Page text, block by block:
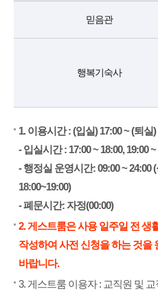
믿음관
행복기숙사
1. 이용시간 : (입실) 17:00 ~ (퇴실
- 입실시간 : 17:00 ~ 18:00, 19:00 ~
- 행정실 운영시간: 09:00 ~ 24:00
18:00~19:00)
- 폐문시간: 자정(00:00)
2. 게스트룸은 사용 일주일 전 생
작성하여 사전 신청을 하는 것을
바랍니다.
3. 게스트룸 이용자 : 교직원 및